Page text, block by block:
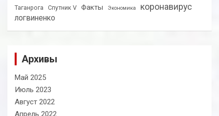
Таганрога
Спутник V Факты Экономика коронавирус
логвиненко
Архивы
Май 2025
Июль 2023
Август 2022
Апрель 2022